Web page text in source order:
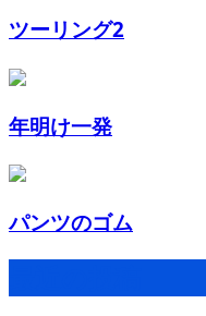
ツーリング2
年明け一発
パンツのゴム